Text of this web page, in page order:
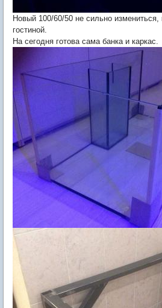
Новый 100/60/50 не сильно измениться,
гостиной.
На сегодня готова сама банка и каркас.